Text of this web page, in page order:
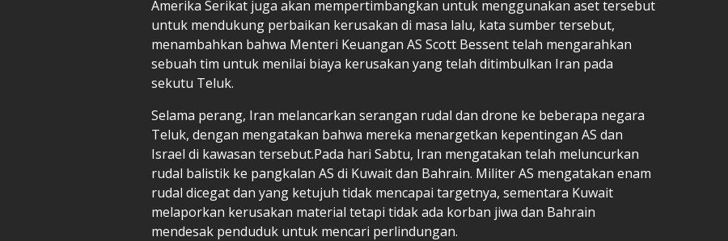
Amerika Serikat juga akan mempertimbangkan untuk menggunakan aset tersebut
untuk mendukung perbaikan kerusakan di masa lalu, kata sumber tersebut,
menambahkan bahwa Menteri Keuangan AS Scott Bessent telah mengarahkan
sebuah tim untuk menilai biaya kerusakan yang telah ditimbulkan Iran pada
sekutu Teluk.
Selama perang, Iran melancarkan serangan rudal dan drone ke beberapa negara
Teluk, dengan mengatakan bahwa mereka menargetkan kepentingan AS dan
Israel di kawasan tersebut.Pada hari Sabtu, Iran mengatakan telah meluncurkan
rudal balistik ke pangkalan AS di Kuwait dan Bahrain. Militer AS mengatakan enam
rudal dicegat dan yang ketujuh tidak mencapai targetnya, sementara Kuwait
melaporkan kerusakan material tetapi tidak ada korban jiwa dan Bahrain
mendesak penduduk untuk mencari perlindungan.